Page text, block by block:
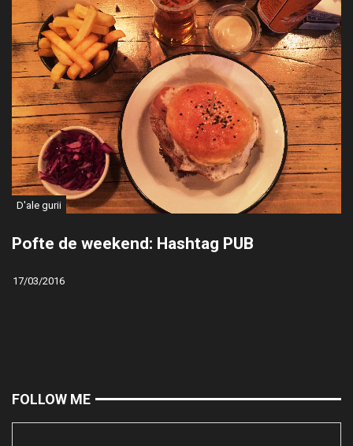
D'ale gurii
Pofte de weekend: Hashtag PUB
17/03/2016
FOLLOW ME